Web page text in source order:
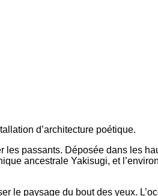
d’architecture poétique.
passants. Déposée dans les
ancestrale Yakisugi, et
le paysage du bout des yeux.